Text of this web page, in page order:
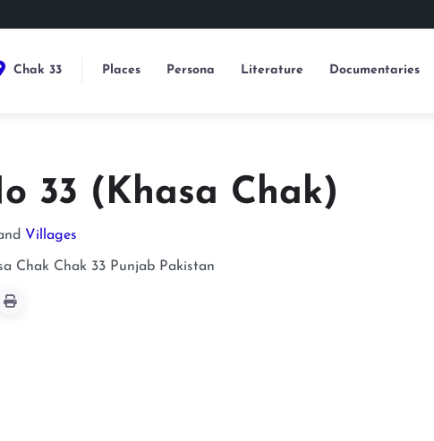
Chak 33 Places Persona Literature Documentaries
33 (Khasa Chak)
Villages
Chak Chak 33 Punjab Pakistan